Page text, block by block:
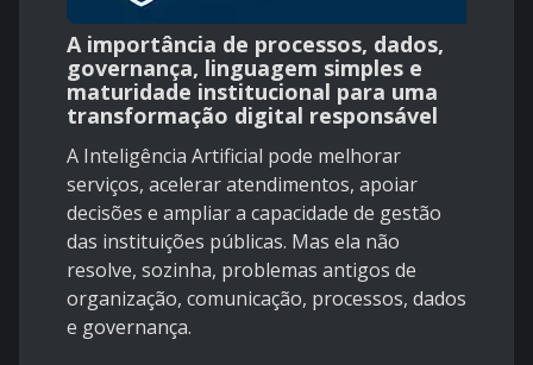
A importância de processos, dados,
governança, linguagem simples e
maturidade institucional para uma
transformação digital responsável
A Inteligência Artificial pode melhorar
serviços, acelerar atendimentos, apoiar
decisões e ampliar a capacidade de gestão
das instituições públicas. Mas ela não
resolve, sozinha, problemas antigos de
organização, comunicação, processos, dados
e governança.